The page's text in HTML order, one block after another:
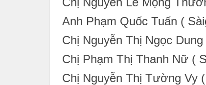
Anh Phạm Quốc Tuấn (
Chị Nguyễn Thị Ngọc
Chị Phạm Thị Thanh Nữ (
Chị Nguyễn Thị Tường Vy